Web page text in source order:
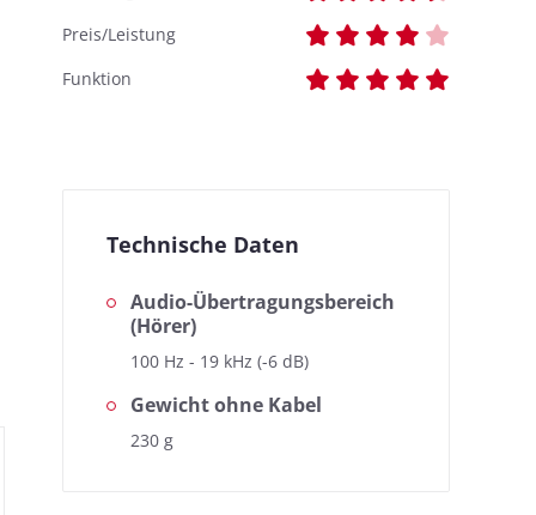
Preis/Leistung
Funktion
Technische Daten
Audio-Übertragungsbereich
(Hörer)
100 Hz - 19 kHz (-6 dB)
Gewicht ohne Kabel
230 g